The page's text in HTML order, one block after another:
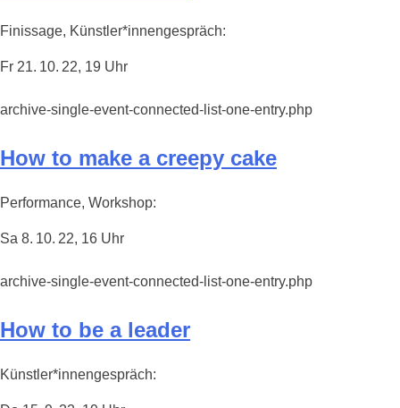
Finissage, Künstler*innengespräch:
Fr 21. 10. 22, 19 Uhr
archive-single-event-connected-list-one-entry.php
How to make a creepy cake
Performance, Workshop:
Sa 8. 10. 22, 16 Uhr
archive-single-event-connected-list-one-entry.php
How to be a leader
Künstler*innengespräch: